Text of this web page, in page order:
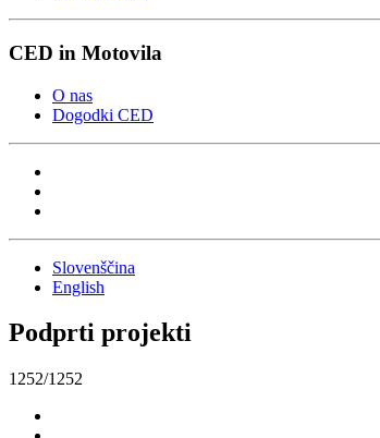
CED in Motovila
O nas
Dogodki CED
Slovenščina
English
Podprti projekti
1252/1252